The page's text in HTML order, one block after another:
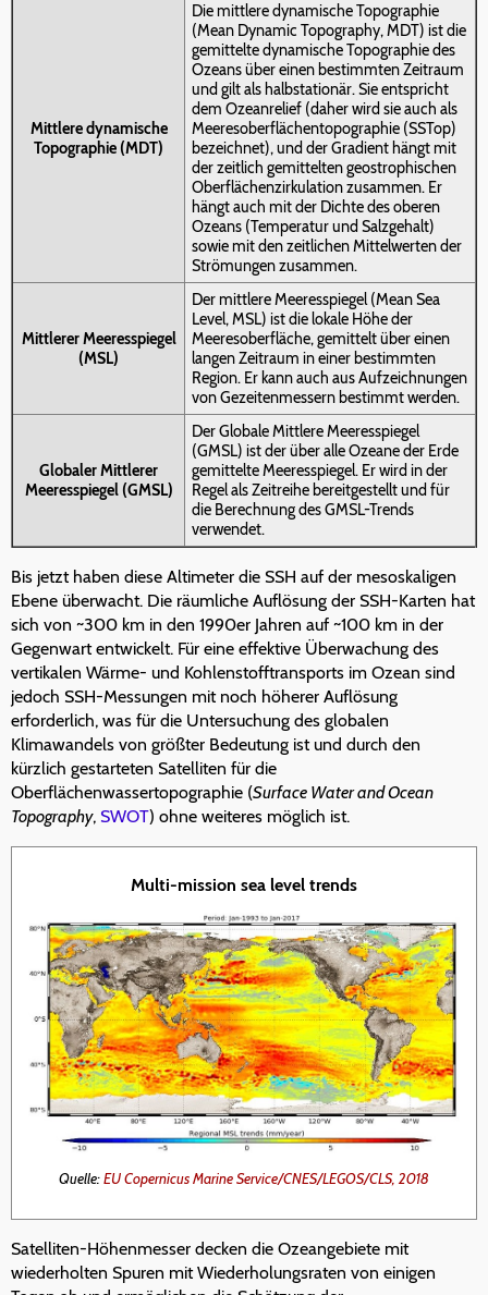
Mittlere dynamische
Topographie (MDT)
Die mittlere dynamische Topographie
(Mean Dynamic Topography, MDT) ist die
gemittelte dynamische Topographie des
Ozeans über einen bestimmten Zeitraum
und gilt als halbstationär. Sie entspricht
dem Ozeanrelief (daher wird sie auch als
Meeresoberflächentopographie (SSTop)
bezeichnet), und der Gradient hängt mit
der zeitlich gemittelten geostrophischen
Oberflächenzirkulation zusammen. Er
hängt auch mit der Dichte des oberen
Ozeans (Temperatur und Salzgehalt)
sowie mit den zeitlichen Mittelwerten der
Strömungen zusammen.
Mittlerer Meeresspiegel
(MSL)
Der mittlere Meeresspiegel (Mean Sea
Level, MSL) ist die lokale Höhe der
Meeresoberfläche, gemittelt über einen
langen Zeitraum in einer bestimmten
Region. Er kann auch aus Aufzeichnungen
von Gezeitenmessern bestimmt werden.
Globaler Mittlerer
Meeresspiegel (GMSL)
Der Globale Mittlere Meeresspiegel
(GMSL) ist der über alle Ozeane der Erde
gemittelte Meeresspiegel. Er wird in der
Regel als Zeitreihe bereitgestellt und für
die Berechnung des GMSL-Trends
verwendet.
Bis jetzt haben diese Altimeter die SSH auf der mesoskaligen
Ebene überwacht. Die räumliche Auflösung der SSH-Karten hat
sich von ~300 km in den 1990er Jahren auf ~100 km in der
Gegenwart entwickelt. Für eine effektive Überwachung des
vertikalen Wärme- und Kohlenstofftransports im Ozean sind
jedoch SSH-Messungen mit noch höherer Auflösung
erforderlich, was für die Untersuchung des globalen
Klimawandels von größter Bedeutung ist und durch den
kürzlich gestarteten Satelliten für die
Oberflächenwassertopographie (Surface Water and Ocean
Topography, SWOT) ohne weiteres möglich ist.
Multi-mission sea level trends
Quelle:EU Copernicus Marine Service/CNES/LEGOS/CLS, 2018
Satelliten-Höhenmesser decken die Ozeangebiete mit
wiederholten Spuren mit Wiederholungsraten von einigen